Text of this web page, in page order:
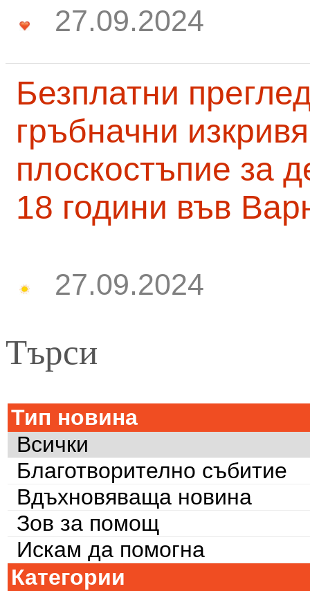
27.09.2024
Безплатни
гръбначни
плоскостъпие за
18 години във
27.09.2024
Търси
Тип новина
Всички
Благотворително събитие
Вдъхновяваща новина
Зов за помощ
Искам да помогна
Категории